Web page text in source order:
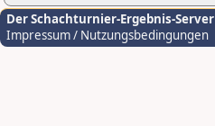
Der Schachturnier-Ergebnis-Server
Impressum / Nutzungsbedingungen